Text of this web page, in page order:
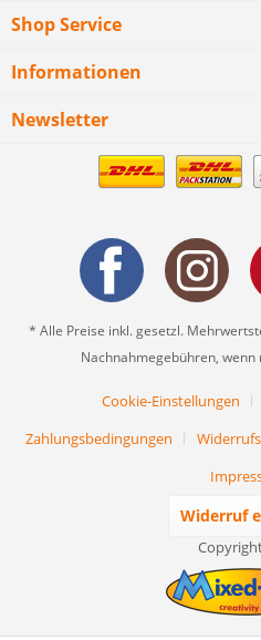
Shop Service
Informationen
Newsletter
* Alle Preise inkl. gesetzl.
Nachnahmegebühren,
Cookie-Einstellungen
Zahlungsbedingungen
Widerruf